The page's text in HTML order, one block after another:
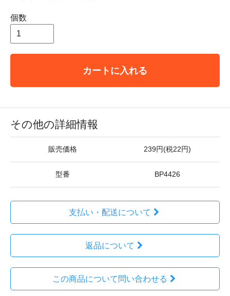
個数
カートに入れる
その他の詳細情報
販売価格 239円(税22円)
型番 BP4426
支払い・配送について
返品について
この商品について問い合わせる